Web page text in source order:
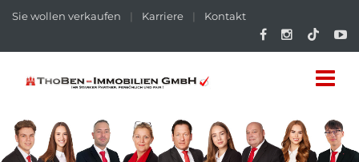
Sie wollen verkaufen | Karriere | Kontakt